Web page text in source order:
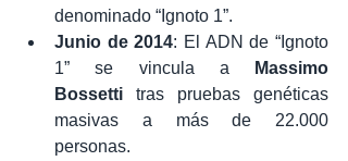
denominado “Ignoto 1”.
Junio de 2014: El ADN de “Ignoto
1” se vincula a
Massimo
Bossetti tras pruebas genéticas
masivas a más de 22.000
personas.